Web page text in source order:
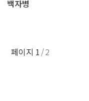
백자병
페이지 1 2